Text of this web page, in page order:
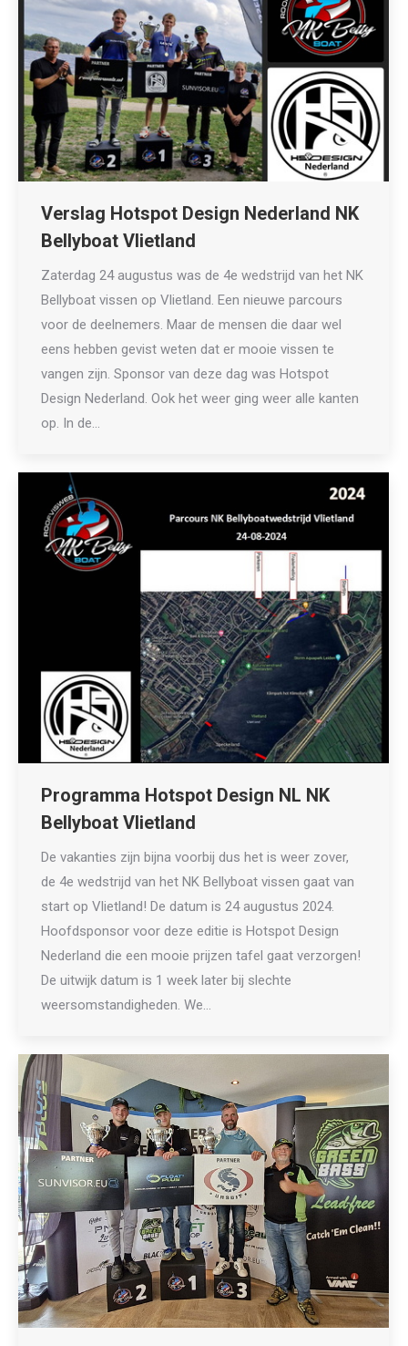
Verslag Hotspot Design Nederland NK
Bellyboat Vlietland
Zaterdag 24 augustus was de 4e wedstrijd van het NK
Bellyboat vissen op Vlietland. Een nieuwe parcours
voor de deelnemers. Maar de mensen die daar wel
eens hebben gevist weten dat er mooie vissen te
vangen zijn. Sponsor van deze dag was Hotspot
Design Nederland. Ook het weer ging weer alle kanten
op. In de…
Programma Hotspot Design NL NK
Bellyboat Vlietland
De vakanties zijn bijna voorbij dus het is weer zover,
de 4e wedstrijd van het NK Bellyboat vissen gaat van
start op Vlietland! De datum is 24 augustus 2024.
Hoofdsponsor voor deze editie is Hotspot Design
Nederland die een mooie prijzen tafel gaat verzorgen!
De uitwijk datum is 1 week later bij slechte
weersomstandigheden. We…